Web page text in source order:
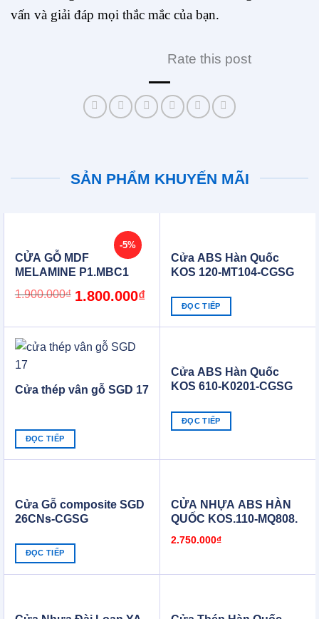
vấn và giải đáp mọi thắc mắc của bạn.
Rate this post
SẢN PHẨM KHUYẾN MÃI
-5%
CỬA GỖ MDF
MELAMINE P1.MBC1
1.900.000₫ Original
price
1.800.000₫Current
price
Cửa ABS Hàn Quốc
KOS 120-MT104-CGSG
ĐỌC TIẾP
Cửa thép vân gỗ SGD 17
ĐỌC TIẾP
Cửa ABS Hàn Quốc
KOS 610-K0201-CGSG
ĐỌC TIẾP
Cửa Gỗ composite SGD
26CNs-CGSG
ĐỌC TIẾP
CỬA NHỰA ABS HÀN
QUỐC KOS.110-MQ808.
2.750.000₫